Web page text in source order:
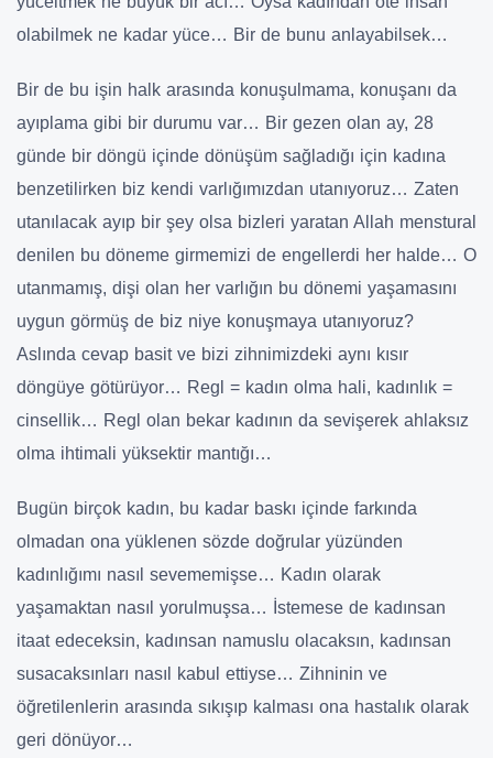
olabilmek ne kadar yüce… Bir de bunu anlayabilsek…
Bir de bu işin halk arasında konuşulmama, konuşanı da
ayıplama gibi bir durumu var… Bir gezen olan ay, 28
günde bir döngü içinde dönüşüm sağladığı için kadına
benzetilirken biz kendi varlığımızdan utanıyoruz… Zaten
utanılacak ayıp bir şey olsa bizleri yaratan Allah menstural
denilen bu döneme girmemizi de engellerdi her halde… O
utanmamış, dişi olan her varlığın bu dönemi yaşamasını
uygun görmüş de biz niye konuşmaya utanıyoruz?
Aslında cevap basit ve bizi zihnimizdeki aynı kısır
döngüye götürüyor… Regl = kadın olma hali, kadınlık =
cinsellik… Regl olan bekar kadının da sevişerek ahlaksız
olma ihtimali yüksektir mantığı…
Bugün birçok kadın, bu kadar baskı içinde farkında
olmadan ona yüklenen sözde doğrular yüzünden
kadınlığımı nasıl sevememişse… Kadın olarak
yaşamaktan nasıl yorulmuşsa… İstemese de kadınsan
itaat edeceksin, kadınsan namuslu olacaksın, kadınsan
susacaksınları nasıl kabul ettiyse… Zihninin ve
öğretilenlerin arasında sıkışıp kalması ona hastalık olarak
geri dönüyor…